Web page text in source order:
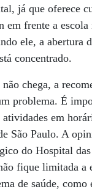
já que oferece
em frente a
ele, a abertura
concentrado.
chega, a
problema. É
em
São Paulo. A
do Hospital
fique limitada a
de saúde, como